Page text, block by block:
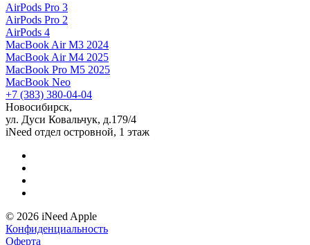
AirPods Pro 3
AirPods Pro 2
AirPods 4
MacBook Air M3 2024
MacBook Air M4 2025
MacBook Pro M5 2025
MacBook Neo
+7 (383) 380-04-04
Новосибирск,
ул. Дуси Ковальчук, д.179/4
iNeed отдел островной, 1 этаж
© 2026 iNeed Apple
Конфиденциальность
Оферта